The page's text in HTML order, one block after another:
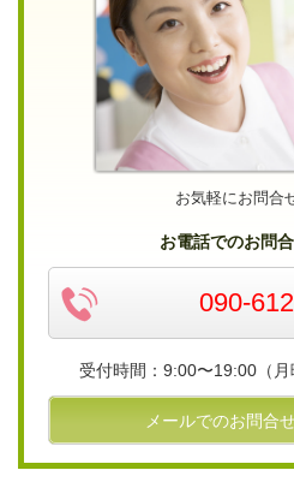
お気軽にお問合
お電話でのお問
090-
受付時間：9:00〜19:00（月
メールでのお問合